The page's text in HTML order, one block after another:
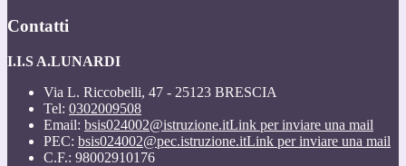
Contatti
I.I.S A.LUNARDI
Via L. Riccobelli, 47 - 25123 BRESCIA
Tel: 0302009508
Email: bsis024002@istruzione.itLink per inviare una mail
PEC: bsis024002@pec.istruzione.itLink per inviare una mail
C.F.: 98002910176